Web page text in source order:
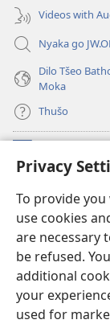
Privacy
To provide
use cookies
are necessary
be refused.
additional
your
used for
Videos with
Nyaka go
Dilo Tšeo
Moka
Thušo
(opens
new
Watchtower
(opens
new
window)JW Hub
(opens
new
window)Lenaneo la